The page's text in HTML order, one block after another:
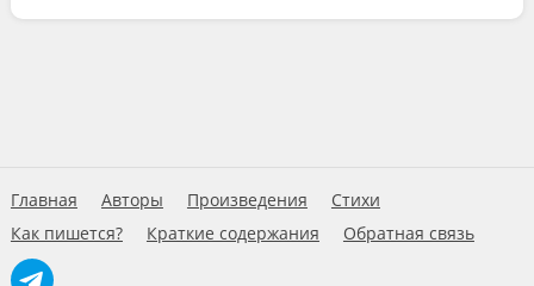
Главная Авторы Произведения
Стихи
Как пишется?
Краткие содержания Обратная связь